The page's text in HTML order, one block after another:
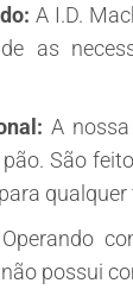
A I.D.
as
A
São
Operando
possui